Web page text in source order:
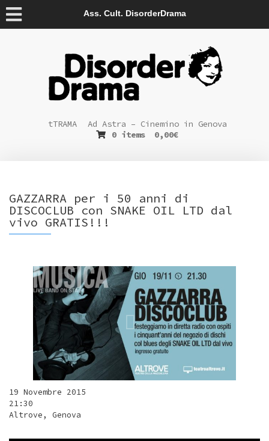
Ass. Cult. DisorderDrama
tTRAMA
Ad Astra – Cinemino in Genova
0 items
0,00€
GAZZARRA per i 50 anni di
DISCOCLUB con SNAKE OIL LTD dal
vivo GRATIS!!!
19 Novembre 2015
21:30
Altrove, Genova